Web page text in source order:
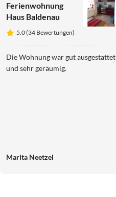
Ferienwohnung
Haus Baldenau
5.0 (34 Bewertungen)
Die Wohnung war gut ausgestattet
und sehr geräumig.
Marita Neetzel